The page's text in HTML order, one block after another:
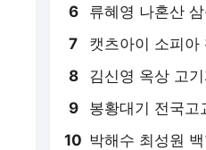
6 류혜영 나혼산
7 캣츠아이 소피아
8 김신영 옥상 고기
9 봉황대기 전국고
10 박해수 최성원